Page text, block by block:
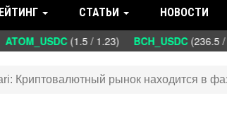
СТАТЬИ НОВОСТИ
ATOM_USDC(1.5 / 1.23) BCH_USDC(236.5 /
Криптовалютный рынок находится в